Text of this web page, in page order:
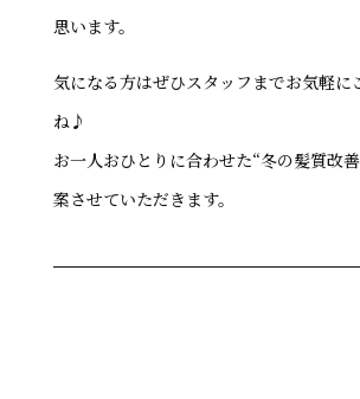
思います。
気になる方はぜひスタッフまでお気軽に
ね♪
お一人おひとりに合わせた“冬の髪質改
案させていただきます。